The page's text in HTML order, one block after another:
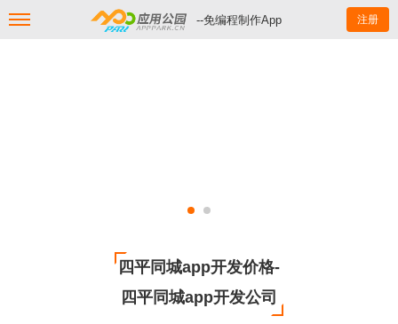
--免编程制作App 注册
四平同城app开发价格-
四平同城app开发公司